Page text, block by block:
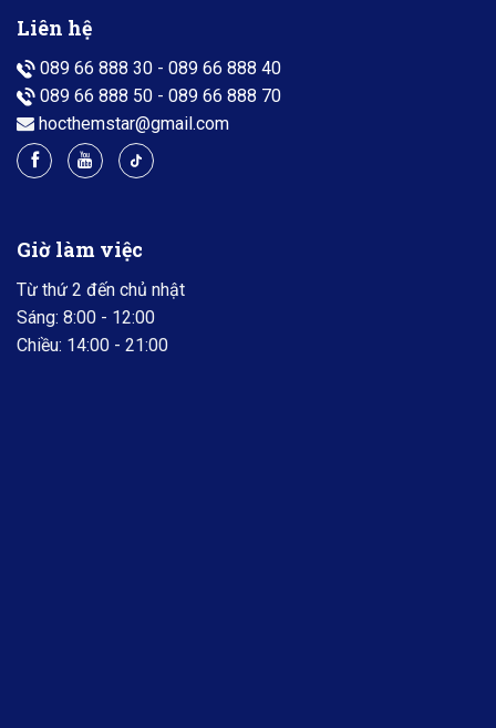
Liên hệ
089 66 888 30 - 089 66 888 40
089 66 888 50 - 089 66 888 70
hocthemstar@gmail.com
Giờ làm việc
Từ thứ 2 đến chủ nhật
Sáng: 8:00 - 12:00
Chiều: 14:00 - 21:00